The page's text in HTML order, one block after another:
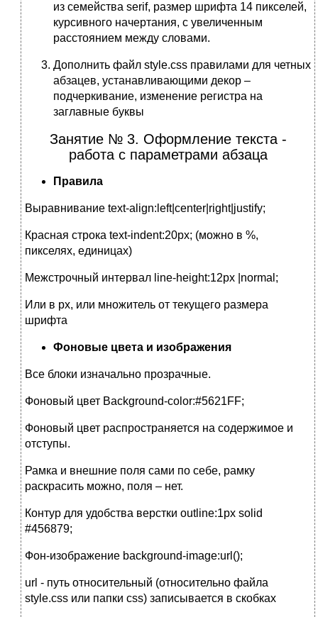
из семейства serif, размер шрифта 14 пикселей,
курсивного начертания, с увеличенным
расстоянием между словами.
Дополнить файл style.css правилами для четных
абзацев, устанавливающими декор –
подчеркивание, изменение регистра на
заглавные буквы
Занятие № 3. Оформление текста -
работа с параметрами абзаца
Правила
Выравнивание text-align:left|center|right|justify;
Красная строка text-indent:20px; (можно в %,
пикселях, единицах)
Межстрочный интервал line-height:12px |normal;
Или в px, или множитель от текущего размера
шрифта
Фоновые цвета и изображения
Все блоки изначально прозрачные.
Фоновый цвет Background-color:#5621FF;
Фоновый цвет распространяется на содержимое и
отступы.
Рамка и внешние поля сами по себе, рамку
раскрасить можно, поля – нет.
Контур для удобства верстки outline:1px solid
#456879;
Фон-изображение background-image:url();
url - путь относительный (относительно файла
style.css или папки css) записывается в скобках